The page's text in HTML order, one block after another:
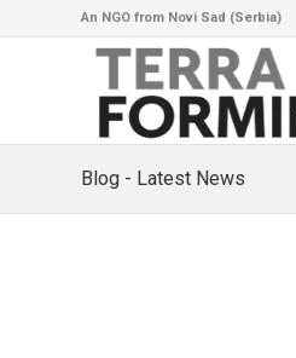
An NGO from Novi Sad (Serbia)
Blog - Latest News